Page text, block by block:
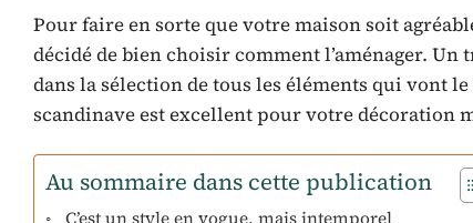
Pour faire en sorte que votre maison soit
décidé de bien choisir comment l’aménager.
dans la sélection de tous les éléments qui vont
scandinave est excellent pour votre décoration
Au sommaire dans cette publication
C’est un style en vogue, mais intemporel